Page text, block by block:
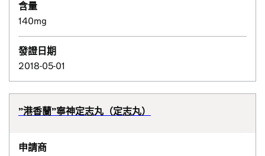
含量
140mg
發證日期
2018-05-01
”港香蘭”寧神定志丸（定志丸）
申請商